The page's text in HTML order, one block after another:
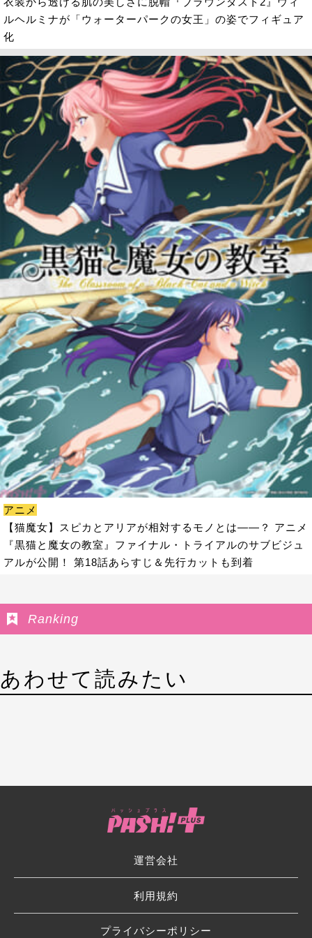
ルヘルミナが「ウォーターパークの女王」の姿でフィギュア
化
アニメ
【猫魔女】スピカとアリアが相対するモノとは――？ アニメ
『黒猫と魔女の教室』ファイナル・トライアルのサブビジュ
アルが公開！ 第18話あらすじ＆先行カットも到着
Ranking
あわせて読みたい
運営会社
利用規約
プライバシーポリシー